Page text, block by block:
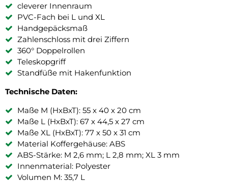
cleverer Innenraum
PVC-Fach bei L und XL
Handgepäcksmaß
Zahlenschloss mit drei Ziffern
360° Doppelrollen
Teleskopgriff
Standfüße mit Hakenfunktion
Technische Daten:
Maße M (HxBxT): 55 x 40 x 20 cm
Maße L (HxBxT): 67 x 44,5 x 27 cm
Maße XL (HxBxT): 77 x 50 x 31 cm
Material Koffergehäuse: ABS
ABS-Stärke: M 2,6 mm; L 2,8 mm; XL 3 mm
Innenmaterial: Polyester
Volumen M: 35,7 L